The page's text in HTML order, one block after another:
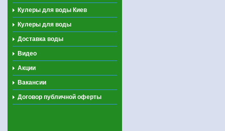
Кулеры для воды Киев
Кулеры для воды
Доставка воды
Видео
Акции
Вакансии
Договор публичной оферты